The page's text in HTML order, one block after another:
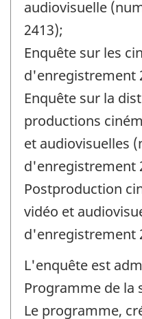
audiovisuelle
2413);
Enquête sur les
d'enregistrement
Enquête sur la
productions
et audiovisuelles
d'enregistrement
Postproduction
vidéo et
d'enregistrement
L'enquête est
Programme de la
Le programme,